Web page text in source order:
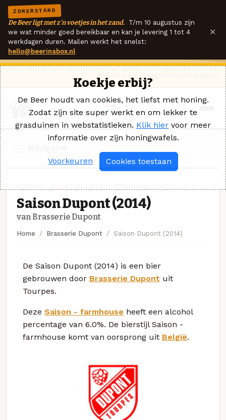
ZOMERSTAND
De Beer ligt met z'n voetjes in het zand. T/m 10 augustus zijn
we wat minder goed bereikbaar en kan je levering 1 tot 4
werkdagen duren. Mailen werkt het snelst:
hello@beerinabox.nl
×
Saison Dupont (2014)
van Brasserie Dupont
Home Brasserie Dupont Saison Dupont (2014)
De Saison Dupont (2014) is een bier
gebrouwen door Brasserie Dupont uit
Tourpes.
Deze Saison - farmhouse heeft een alcohol
percentage van 6.0%. De bierstijl Saison -
farmhouse komt van oorsprong uit België.
Koekje erbij?
De Beer houdt van cookies, het liefst met honing.
Zodat zijn site super werkt en om lekker te
grasduinen in webstatistieken. Klik hier voor meer
informatie over zijn honingwafels.
Voorkeuren Cookies toestaan